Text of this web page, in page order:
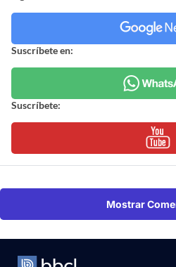
Suscríbete en:
Suscríbete:
Mostrar